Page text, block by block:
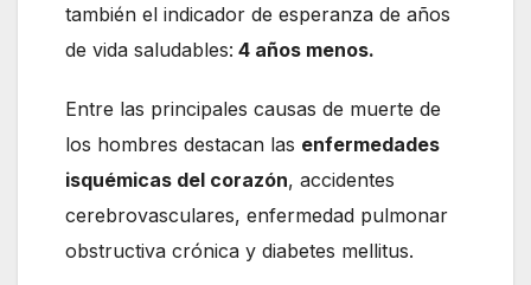
también el indicador de esperanza de años
de vida saludables: 4 años menos.
Entre las principales causas de muerte de
los hombres destacan las enfermedades
isquémicas del corazón, accidentes
cerebrovasculares, enfermedad pulmonar
obstructiva crónica y diabetes mellitus.